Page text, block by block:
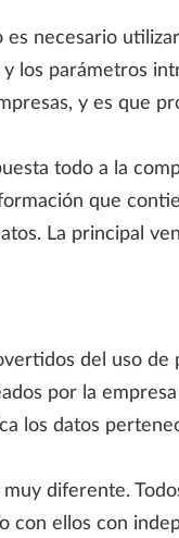
necesario
los parámetros
y es que
todo a la
que
La principal
del uso
por la
los datos
diferente.
con ellos con